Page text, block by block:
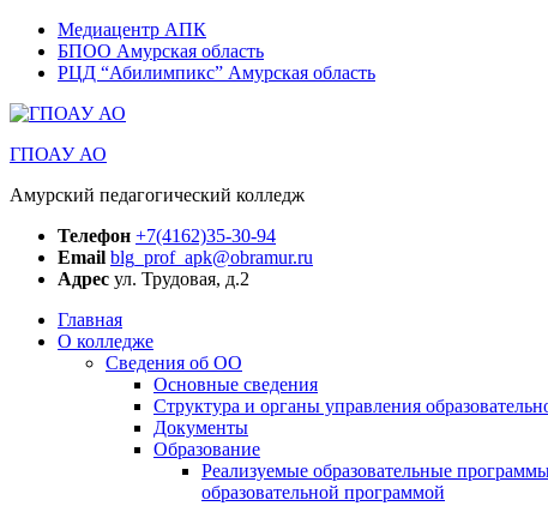
Медиацентр АПК
БПОО Амурская область
РЦД “Абилимпикс” Амурская область
ГПОАУ АО
Амурский педагогический колледж
Телефон +7(4162)35-30-94
Email blg_prof_apk@obramur.ru
Адрес ул. Трудовая, д.2
Главная
О колледже
Сведения об ОО
Основные сведения
Структура и органы управления
Документы
Образование
Реализуемые образовательные
образовательной программой